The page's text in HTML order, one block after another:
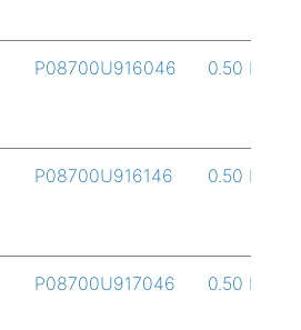
P08700U916046 0.50 L
P08700U916146 0.50 L
P08700U917046 0.50 L